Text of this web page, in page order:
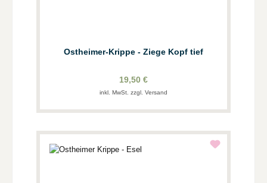
Ostheimer-Krippe - Ziege Kopf tief
19,50 €
inkl. MwSt. zzgl. Versand